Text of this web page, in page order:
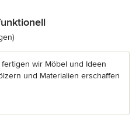
5 von 5 Sternen
wir Möbel und Ideen
und Materialien erschaffen